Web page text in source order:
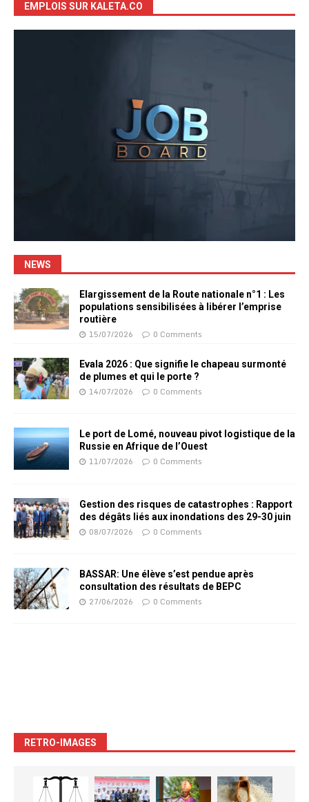
EMPLOIS SUR KALETA.CO
NEWS
Elargissement de la Route nationale n°1 : Les
populations sensibilisées à libérer l’emprise
routière
15/07/2026 0 Comments
Evala 2026 : Que signifie le chapeau surmonté
de plumes et qui le porte ?
14/07/2026 0 Comments
Le port de Lomé, nouveau pivot logistique de la
Russie en Afrique de l’Ouest
11/07/2026 0 Comments
Gestion des risques de catastrophes : Rapport
des dégâts liés aux inondations des 29-30 juin
08/07/2026 0 Comments
BASSAR: Une élève s’est pendue après
consultation des résultats de BEPC
27/06/2026 0 Comments
RETRO-IMAGES